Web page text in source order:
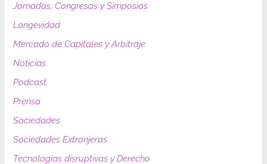
Jornadas, Congresos y Simposios
Longevidad
Mercado de Capitales y Arbitraje
Noticias
Podcast
Prensa
Sociedades
Sociedades Extranjeras
Tecnologías disruptivas y Derecho